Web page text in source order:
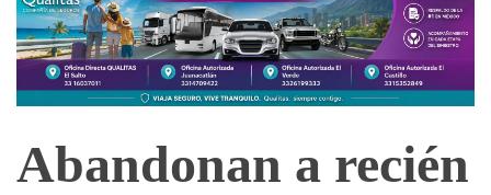
Abandonan a recién